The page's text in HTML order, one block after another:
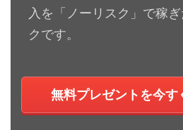
入を「ノーリスク」で稼
クです。
無料プレゼントを今す